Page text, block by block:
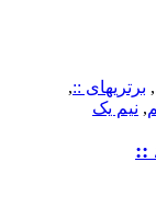
, برتریهای ::,
, نیم یک
::